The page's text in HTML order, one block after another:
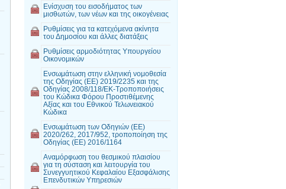
Ενίσχυση του εισοδήματος των
μισθωτών, των νέων και της οικογένειας
Ρυθμίσεις για τα κατεχόμενα ακίνητα
του Δημοσίου και άλλες διατάξεις
Ρυθμίσεις αρμοδιότητας Υπουργείου
Οικονομικών
Ενσωμάτωση στην ελληνική νομοθεσία
της Οδηγίας (ΕΕ) 2019/2235 και της
Οδηγίας 2008/118/ΕΚ-Τροποποιήσεις
του Κώδικα Φόρου Προστιθέμενης
Αξίας και του Εθνικού Τελωνειακού
Κώδικα
Ενσωμάτωση των Οδηγιών (ΕΕ)
2020/262, 2017/952, τροποποίηση της
Οδηγίας (ΕΕ) 2016/1164
Αναμόρφωση του θεσμικού πλαισίου
για τη σύσταση και λειτουργία του
Συνεγγυητικού Κεφαλαίου Εξασφάλισης
Επενδυτικών Υπηρεσιών